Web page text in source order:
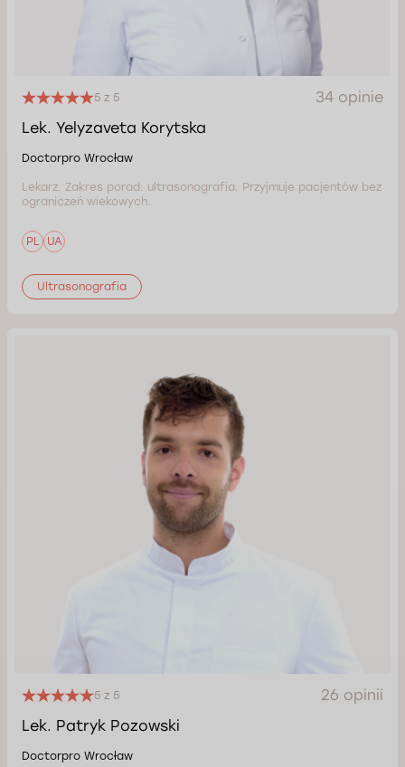
5 z 5
34 opinie
Lek. Yelyzaveta Korytska
Doctorpro Wrocław
Lekarz. Zakres porad: ultrasonografia. Przyjmuje pacjentów bez
ograniczeń wiekowych.
PL UA
Ultrasonografia
5 z 5
26 opinii
Lek. Patryk Pozowski
Doctorpro Wrocław